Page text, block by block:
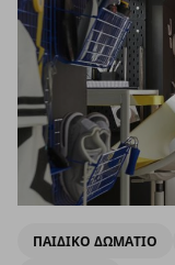
ΠΑΙΔΙΚΟ ΔΩΜΑΤΙΟ